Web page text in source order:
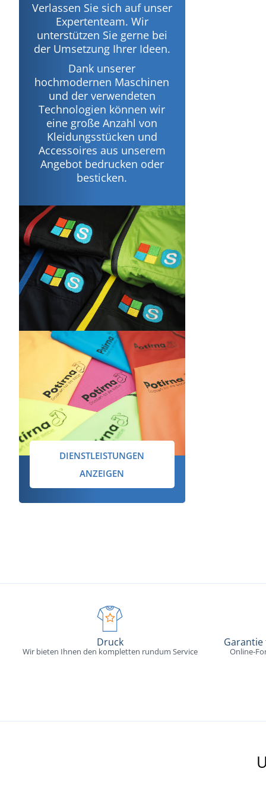
Verlassen Sie sich auf unser
Expertenteam. Wir
unterstützen Sie gerne bei
der Umsetzung Ihrer Ideen.
Dank unserer
hochmodernen Maschinen
und der verwendeten
Technologien können wir
eine große Anzahl von
Kleidungsstücken und
Accessoires aus unserem
Angebot bedrucken oder
besticken.
DIENSTLEISTUNGEN
ANZEIGEN
Druck
Wir bieten Ihnen den kompletten rundum Service
Garantie
Online-